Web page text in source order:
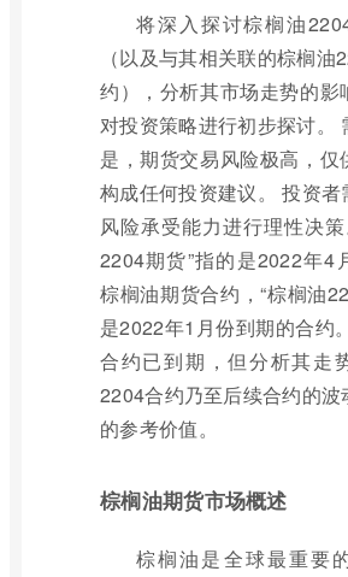
将深入探讨棕榈油
（以及与其相关联的棕榈油
约），分析其市场走势的影
对投资策略进行初步探讨。
是，期货交易风险极高，仅
构成任何投资建议。 投资者
风险承受能力进行理性决
2204期货”指的是2022年4
棕榈油期货合约，“棕榈油
是2022年1月份到期的合约
合约已到期，但分析其走
2204合约乃至后续合约的波
的参考价值。
棕榈油期货市场概述
棕榈油是全球最重要